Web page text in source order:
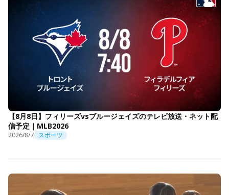
【8月8日】フィリーズvsブルージェイズのテレビ放送・ネット配
信予定｜MLB2026
2026/8/7 スポーツ